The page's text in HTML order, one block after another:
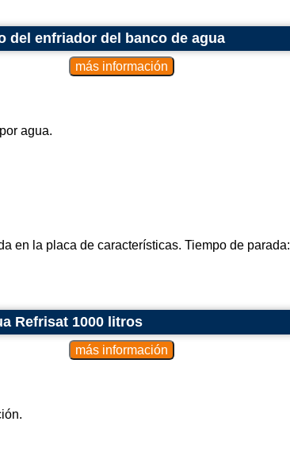
del enfriador del banco de agua
agua.
en la placa de características. Tiempo de parada:
Refrisat 1000 litros